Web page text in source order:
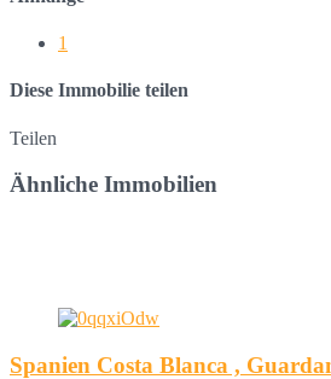
1
Diese Immobilie teilen
Teilen
Ähnliche Immobilien
Spanien Costa Blanca ,